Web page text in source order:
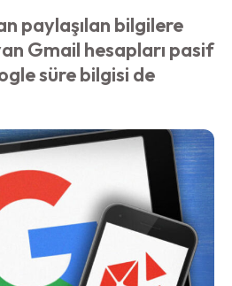
paylaşılan bilgilere
Gmail hesapları pasif
süre bilgisi de